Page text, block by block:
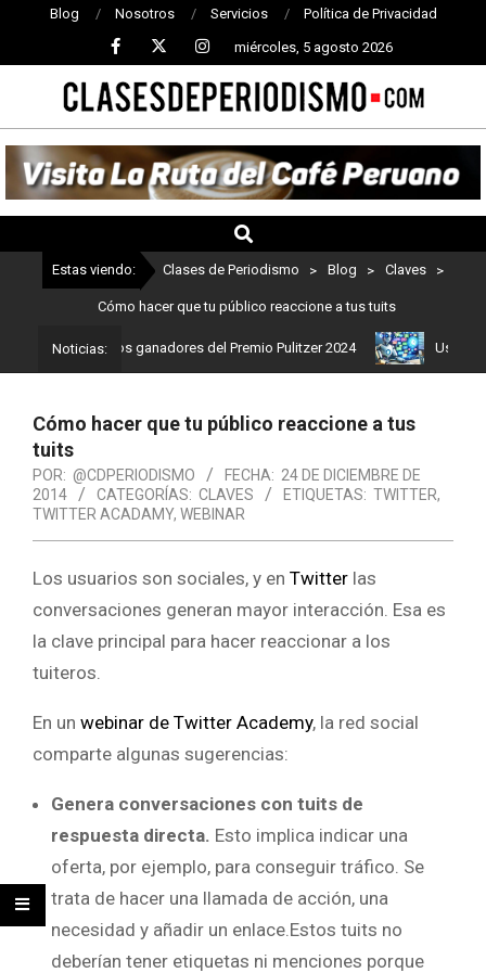
Blog Nosotros Servicios Política de Privacidad
miércoles, 5 agosto 2026
CLASES
DE
PERIODISMO
Estas viendo: Clases de Periodismo > Blog > Claves >
Cómo hacer que tu público reaccione a tus tuits
Noticias:
Estos son los ganadores del Premio Pulitzer 2024 Usuarios
Cómo hacer que tu público reaccione a tus
tuits
POR: @CDPERIODISMO FECHA: 24 DE DICIEMBRE DE
2014
CATEGORÍAS: CLAVES ETIQUETAS: TWITTER,
TWITTER ACADAMY, WEBINAR
Los usuarios son sociales, y en Twitter las
conversaciones generan mayor interacción. Esa es
la clave principal para hacer reaccionar a los
tuiteros.
En un webinar de Twitter Academy, la red social
comparte algunas sugerencias:
Genera conversaciones con tuits de
respuesta directa. Esto implica indicar una
oferta, por ejemplo, para conseguir tráfico. Se
trata de hacer una llamada de acción, una
necesidad y añadir un enlace.Estos tuits no
deberían tener etiquetas ni menciones porque